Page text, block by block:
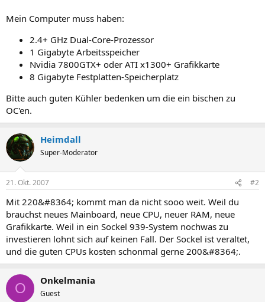
Mein Computer muss haben:
2.4+ GHz Dual-Core-Prozessor
1 Gigabyte Arbeitsspeicher
Nvidia 7800GTX+ oder ATI x1300+ Grafikkarte
8 Gigabyte Festplatten-Speicherplatz
Bitte auch guten Kühler bedenken um die ein bischen zu
OC'en.
Heimdall
Super-Moderator
21. Okt. 2007 #2
Mit 220&#8364; kommt man da nicht sooo weit. Weil du
brauchst neues Mainboard, neue CPU, neuer RAM, neue
Grafikkarte. Weil in ein Sockel 939-System nochwas zu
investieren lohnt sich auf keinen Fall. Der Sockel ist veraltet,
und die guten CPUs kosten schonmal gerne 200&#8364;.
O Onkelmania
Guest